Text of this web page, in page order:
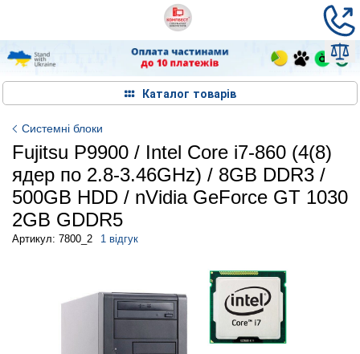
Каталог товарів
Системні блоки
Fujitsu P9900 / Intel Core i7-860 (4(8)
ядер по 2.8-3.46GHz) / 8GB DDR3 /
500GB HDD / nVidia GeForce GT 1030
2GB GDDR5
Артикул: 7800_2 1 відгук